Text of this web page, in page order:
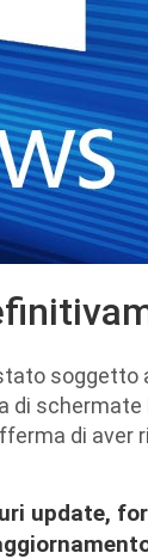
soggetto
di
di aver
update,